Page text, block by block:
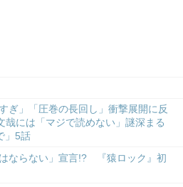
ぎ」「圧巻の長回し」衝撃展開に反
哉には「マジで読めない」謎深まる
」5話
ならない」宣言!? 『猿ロック』初